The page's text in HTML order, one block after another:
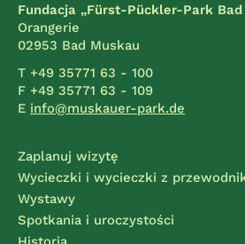
Fundacja „Fürst-Pückler-Park Bad
Orangerie
02953 Bad Muskau
T +49 35771 63 - 100
F +49 35771 63 - 109
E info@muskauer-park.de
Zaplanuj wizytę
Wycieczki i wycieczki z
Wystawy
Spotkania i uroczystości